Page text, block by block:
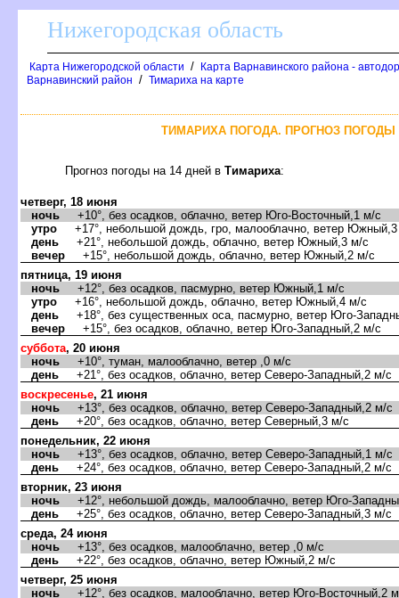
Нижегородская область
Карта Нижегородской области /
Карта Варнавинского района -
арнавинский район / Тимариха на карте
ТИМАРИХА ПОГОДА. ПРОГНОЗ
Прогноз погоды на 14 дней Тимариха:
четверг, 18 июня
ночь +10°, без осадков, облачно, ветер Юго-Восточный,1 м/с
утро +17°, небольшой дождь, гро, малооблачно, ветер
день +21°, небольшой дождь, облачно, ветер Южный,3 м/с
ечер +15°, небольшой дождь, облачно, ветер Южный,2 м/с
пятница, 19 июня
ночь +12°, без осадков, пасмурно, ветер Южный,1 м/с
утро +16°, небольшой дождь, облачно, ветер Южный,4 м/с
день +18°, без существенных оса, пасмурно, ветер Юго-
ечер +15°, без осадков, облачно, ветер Юго-Западный,2 м/с
суббота, 20 июня
ночь +10°, туман, малооблачно, ветер ,0 м/с
день +21°, без осадков, облачно, ветер Северо-Западный,2 м/с
оскресенье, 21 июня
ночь +13°, без осадков, облачно, ветер Северо-Западный,2 м/с
день +20°, без осадков, облачно, ветер Северный,3 м/с
понедельник, 22 июня
ночь +13°, без осадков, облачно, ветер Северо-Западный,1 м/с
день +24°, без осадков, облачно, ветер Северо-Западный,2 м/с
торник, 23 июня
ночь +12°, небольшой дождь, малооблачно, ветер Юго-
день +25°, без осадков, облачно, ветер Северо-Западный,3 м/с
среда, 24 июня
ночь +13°, без осадков, малооблачно, ветер ,0 м/с
день +22°, без осадков, облачно, ветер Южный,2 м/с
четверг, 25 июня
ночь +12°, без осадков, малооблачно, ветер Юго-Восточный,2